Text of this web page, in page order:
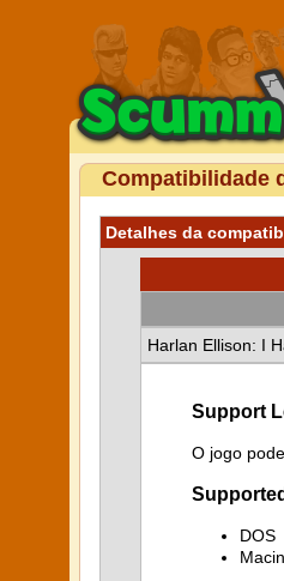
Compatibilidade
Detalhes da
Harlan Ellison: I
Support
O jogo
DOS